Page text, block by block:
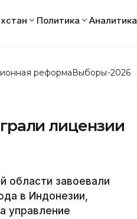
Политика Аналитика
реформаВыборы-2026
лицензии
завоевали
в Индонезии,
управление